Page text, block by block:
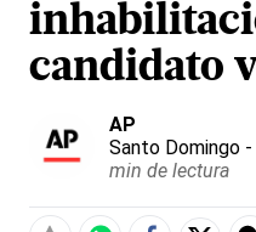
candidato
AP
Santo Domingo -
min de lectura